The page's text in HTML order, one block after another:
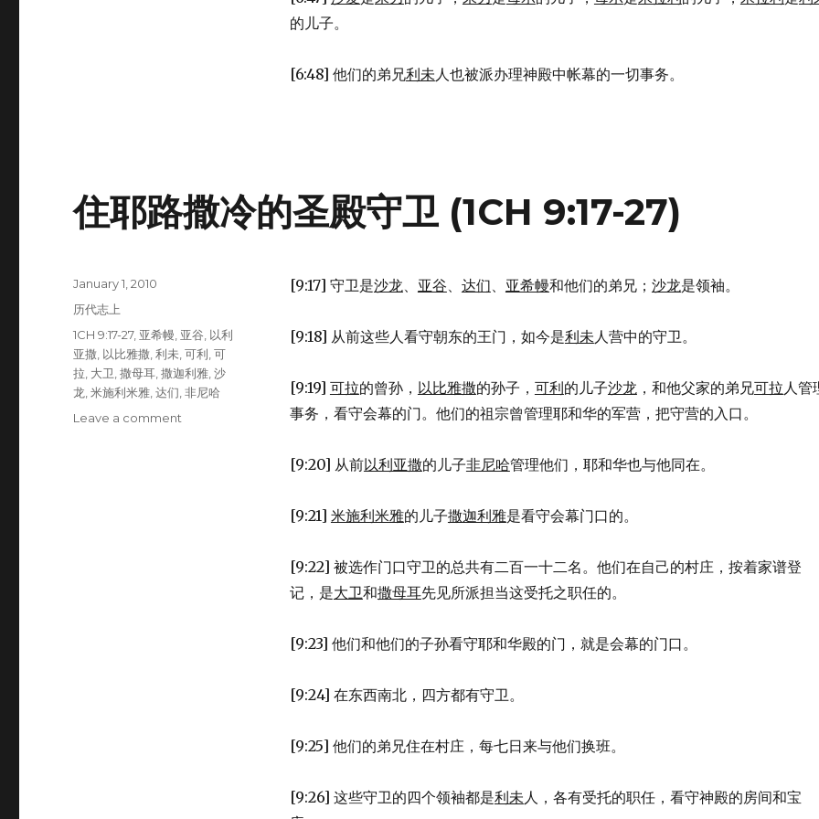
的儿子。
[6:48] 他们的弟兄利未人也被派办理神殿中帐幕的一切事务。
住耶路撒冷的圣殿守卫 (1CH 9:17-27)
[9:17] 守卫是沙龙、 亚谷、 达们、 亚希幔和他们的弟兄； 沙龙是领袖。
[9:18] 从前这些人看守朝东的王门，如今是利未人营中的守卫。
[9:19] 可拉的曾孙， 以比雅撒的孙子， 可利的儿子沙龙，和他父家的弟兄可拉人管
事务，看守会幕的门。他们的祖宗曾管理耶和华的军营，把守营的入口。
[9:20] 从前以利亚撒的儿子非尼哈管理他们，耶和华也与他同在。
[9:21] 米施利米雅的儿子撒迦利雅是看守会幕门口的。
[9:22] 被选作门口守卫的总共有二百一十二名。他们在自己的村庄，按着家谱登
记，是大卫和撒母耳先见所派担当这受托之职任的。
[9:23] 他们和他们的子孙看守耶和华殿的门，就是会幕的门口。
[9:24] 在东西南北，四方都有守卫。
[9:25] 他们的弟兄住在村庄，每七日来与他们换班。
[9:26] 这些守卫的四个领袖都是利未人，各有受托的职任，看守神殿的房间和宝
Posted
on
January 1, 2010
Categories
历代志上
Tags
1CH 9:17-27, 亚希幔 亚谷 以利
亚撒 以比雅撒 ,利未 ,可利 ,可
拉 大卫 ,撒母耳 ,撒迦利雅 ,沙
龙 ,米施利米雅 ,达们 ,非尼哈
Leave a comment